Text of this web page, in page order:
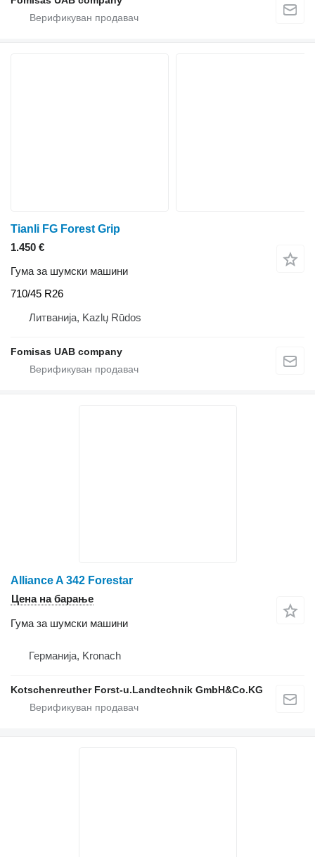
Tianli FG Forest Grip
1.450 €
Гума за шумски машини
710/45 R26
Литванија, Kazlų Rūdos
Fomisas UAB company
Alliance A 342 Forestar
Цена на барање
Гума за шумски машини
Германија, Kronach
Kotschenreuther Forst-u.Landtechnik GmbH&Co.KG